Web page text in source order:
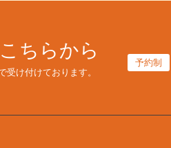
ちらから
け付けております。
予約制